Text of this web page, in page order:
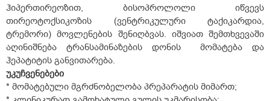
ჰიპერთირეოზით, ბისოპროლოლი იწვევს
თირეოტოქსიკოზის (ვენტრიკულური ტაქიკარდია,
ტრემორი) მოვლენების შენიღბვას. იშვიათ შემთხვევაში
აღინიშნება ტრანსამინაზების დონის მომატება და
ჰეპატიტის განვითარება.
უკუჩვენებები
* მომატებული მგრძნობელობა პრეპარატის მიმართ;